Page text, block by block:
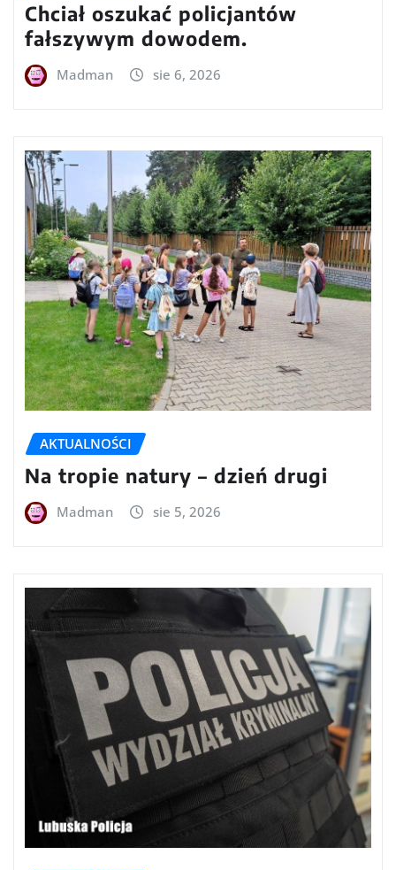
Chciał oszukać policjantów
fałszywym dowodem.
Madman sie 6, 2026
AKTUALNOŚCI
Na tropie natury – dzień drugi
Madman sie 5, 2026